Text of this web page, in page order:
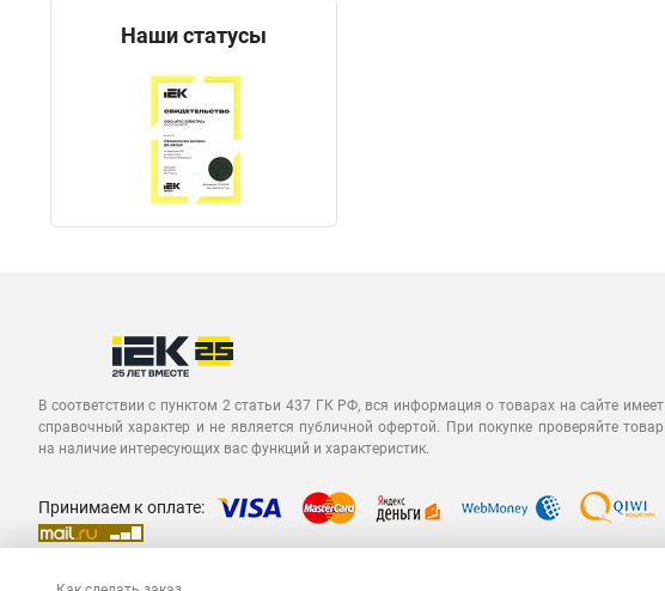
Наши статусы
В соответствии с пунктом 2 статьи 437 ГК РФ, вся информация о товарах на сайте имеет
справочный характер и не является публичной офертой. При покупке проверяйте товар
на наличие интересующих вас функций и характеристик.
Принимаем к оплате: